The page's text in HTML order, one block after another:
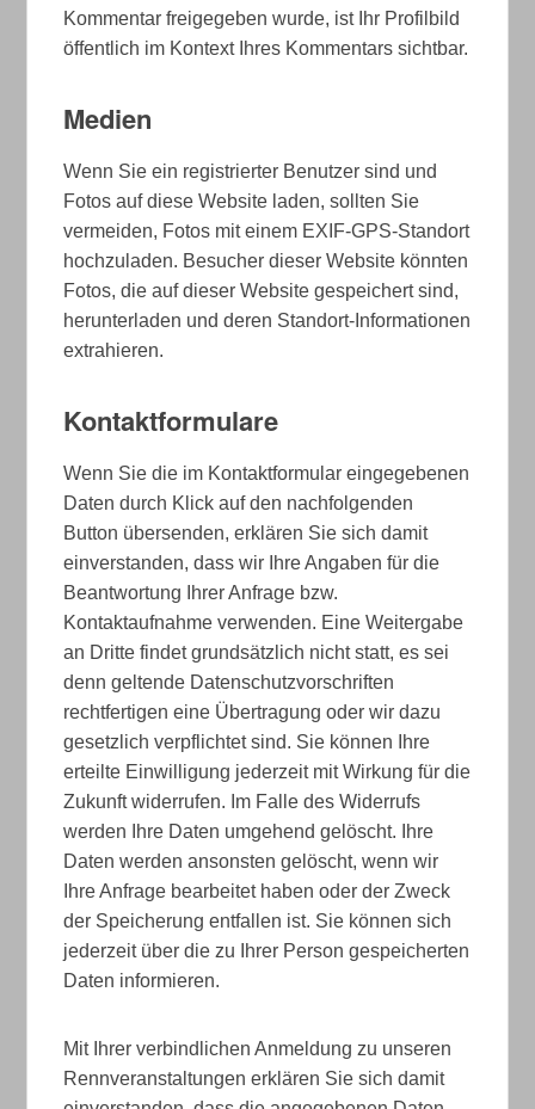
Kommentar freigegeben wurde, ist Ihr Profilbild
öffentlich im Kontext Ihres Kommentars sichtbar.
Medien
Wenn Sie ein registrierter Benutzer sind und
Fotos auf diese Website laden, sollten Sie
vermeiden, Fotos mit einem EXIF-GPS-Standort
hochzuladen. Besucher dieser Website könnten
Fotos, die auf dieser Website gespeichert sind,
herunterladen und deren Standort-Informationen
extrahieren.
Kontaktformulare
Wenn Sie die im Kontaktformular eingegebenen
Daten durch Klick auf den nachfolgenden
Button übersenden, erklären Sie sich damit
einverstanden, dass wir Ihre Angaben für die
Beantwortung Ihrer Anfrage bzw.
Kontaktaufnahme verwenden. Eine Weitergabe
an Dritte findet grundsätzlich nicht statt, es sei
denn geltende Datenschutzvorschriften
rechtfertigen eine Übertragung oder wir dazu
gesetzlich verpflichtet sind. Sie können Ihre
erteilte Einwilligung jederzeit mit Wirkung für die
Zukunft widerrufen. Im Falle des Widerrufs
werden Ihre Daten umgehend gelöscht. Ihre
Daten werden ansonsten gelöscht, wenn wir
Ihre Anfrage bearbeitet haben oder der Zweck
der Speicherung entfallen ist. Sie können sich
jederzeit über die zu Ihrer Person gespeicherten
Daten informieren.
Mit Ihrer verbindlichen Anmeldung zu unseren
Rennveranstaltungen erklären Sie sich damit